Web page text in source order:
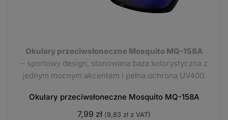
Okulary przeciwsłoneczne Mosquito MQ-158A
– sportowy design, stonowana baza kolorystyczna z
jednym mocnym akcentem i pełna ochrona UV400.
Okulary przeciwsłoneczne Mosquito MQ-158A
7,99 zł (9,83 zł z VAT)